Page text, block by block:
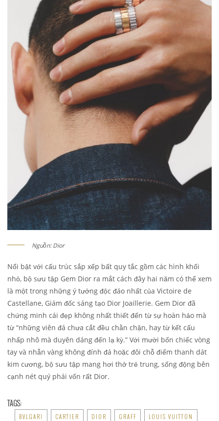
Nguồn: Dior
Nổi bật với cấu trúc sắp xếp bất quy tắc gồm các hình khối
nhỏ, bộ sưu tập Gem Dior ra mắt cách đây hai năm có thể xem
là một trong những ý tưởng độc đáo nhất của Victoire de
Castellane, Giám đốc sáng tạo Dior Joaillerie. Gem Dior đã
chứng minh cái đẹp không nhất thiết đến từ sự hoàn hảo mà
từ “những viên đá chưa cắt đều chằn chặn, hay từ kết cấu
nhấp nhô mà duyên dáng đến lạ kỳ.” Với mười bốn chiếc vòng
tay và nhẫn vàng không đính đá hoặc đôi chỗ điểm thanh dát
kim cương, bộ sưu tập mang hơi thở trẻ trung, sống động bên
cạnh nét quý phái vốn rất Dior.
TAGS:
BVLGARI CARTIER DIOR GRAFF LOUIS VUITTON